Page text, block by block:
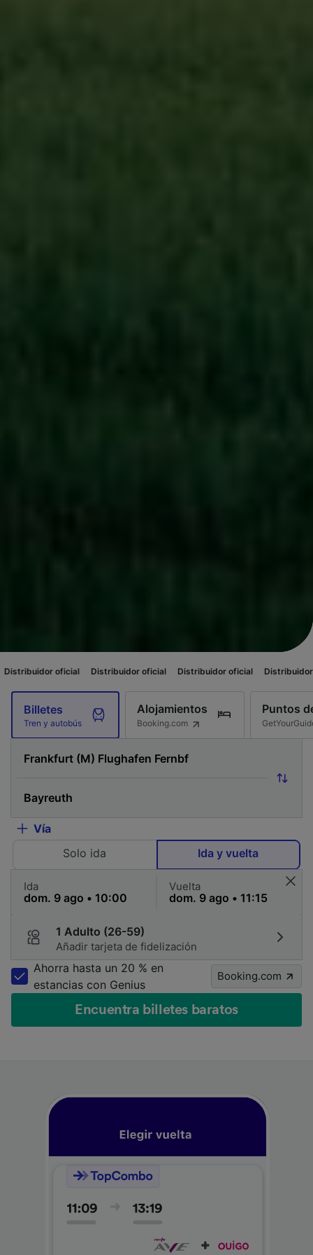
Distribuidor oficial Distribuidor oficial Distribuidor oficial
Billetes
Tren y autobús
Alojamientos
Booking.com
Puntos
Vía
Solo ida
Ida y vuelta
Ida Vuelta
1 Adulto (26-59)
Añadir tarjeta de fidelización
Ahorra hasta un 20 % en
estancias con Genius
Booking.com
Encuentra billetes baratos